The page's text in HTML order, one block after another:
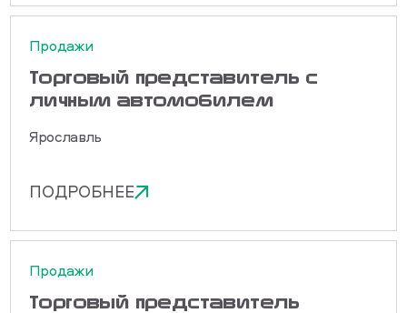
Продажи
Торговый представитель с
личным автомобилем
Ярославль
ПОДРОБНЕЕ
Продажи
Торговый представитель